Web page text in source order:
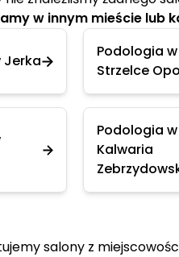
w innym mieście lub
Jerka
Podologia w
Strzelce
Podologia w
Kalwaria
salony z